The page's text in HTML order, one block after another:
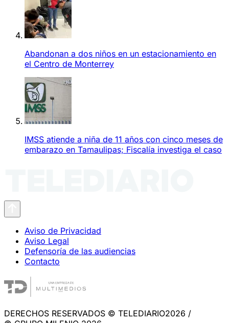
Abandonan a dos niños en un estacionamiento en
el Centro de Monterrey
IMSS atiende a niña de 11 años con cinco meses de
embarazo en Tamaulipas; Fiscalía investiga el caso
Aviso de Privacidad
Aviso Legal
Defensoría de las audiencias
Contacto
DERECHOS RESERVADOS © TELEDIARIO2026 /